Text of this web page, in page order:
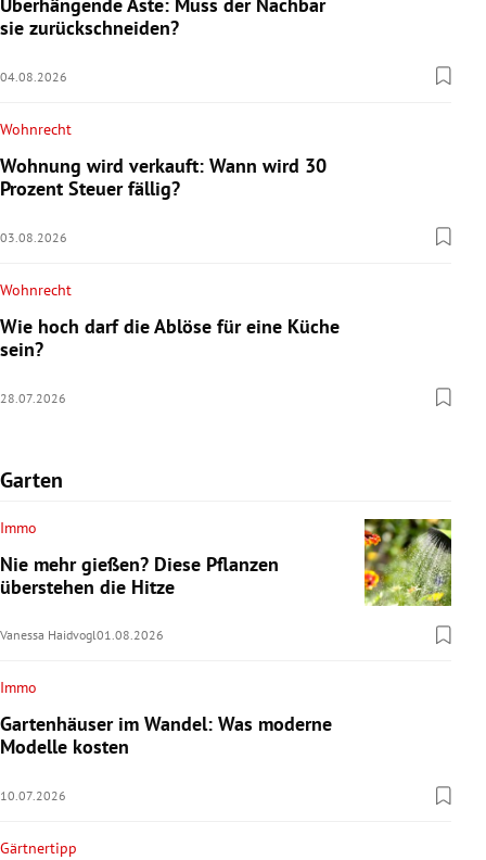
sie zurückschneiden?
04.08.2026
Wohnrecht
Wohnung wird verkauft: Wann wird 30
Prozent Steuer fällig?
03.08.2026
Wohnrecht
Wie hoch darf die Ablöse für eine Küche
sein?
28.07.2026
Garten
Immo
Nie mehr gießen? Diese Pflanzen
überstehen die Hitze
Vanessa Haidvogl01.08.2026
Immo
Gartenhäuser im Wandel: Was moderne
Modelle kosten
10.07.2026
Gärtnertipp